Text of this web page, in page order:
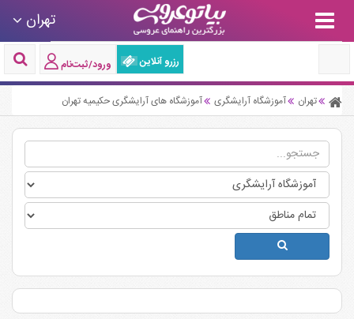
تهران
رزرو آنلاین ورود/ثبت‌نام
تهران آموزشگاه آرایشگری آموزشگاه های آرایشگری حکیمیه تهران